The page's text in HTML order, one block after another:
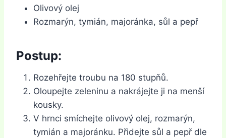
Olivový olej
Rozmarýn, tymián, majoránka, sůl a pepř
Postup:
Rozehřejte troubu na 180 stupňů.
Oloupejte zeleninu a nakrájejte ji na menší
kousky.
V hrnci smíchejte olivový olej, rozmarýn,
tymián a majoránku. Přidejte sůl a pepř dle